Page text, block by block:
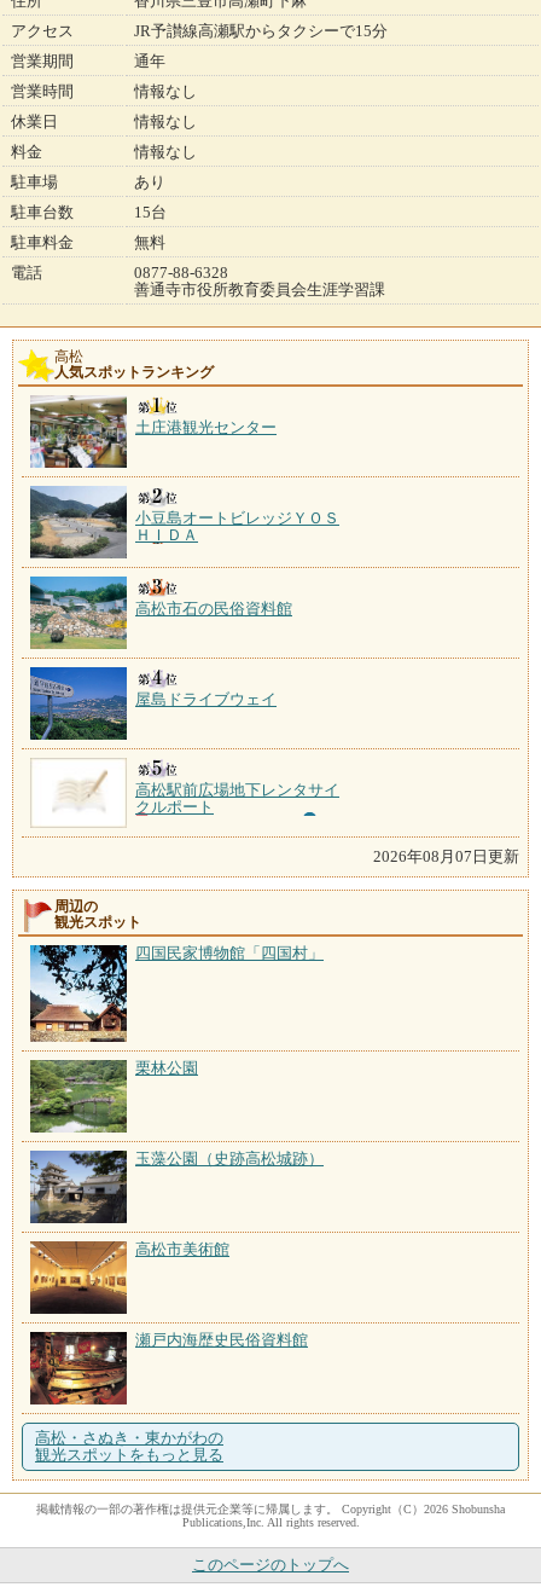
アクセス
JR予讃線高瀬駅からタクシーで15分
営業期間
通年
営業時間
情報なし
休業日
情報なし
料金
情報なし
駐車場
あり
駐車台数
15台
駐車料金
無料
電話
0877-88-6328
善通寺市役所教育委員会生涯学習課
高松
人気スポットランキング
土庄港観光センター
小豆島オートビレッジＹＯＳ
ＨＩＤＡ
高松市石の民俗資料館
屋島ドライブウェイ
高松駅前広場地下レンタサイ
クルポート
2026年08月07日更新
周辺の
観光スポット
四国民家博物館「四国村」
栗林公園
玉藻公園（史跡高松城跡）
高松市美術館
瀬戸内海歴史民俗資料館
高松・さぬき・東かがわの
観光スポットをもっと見る
掲載情報の一部の著作権は提供元企業等に帰属します。 Copyright（C）2026 Shobunsha
Publications,Inc. All rights reserved.
このページのトップへ